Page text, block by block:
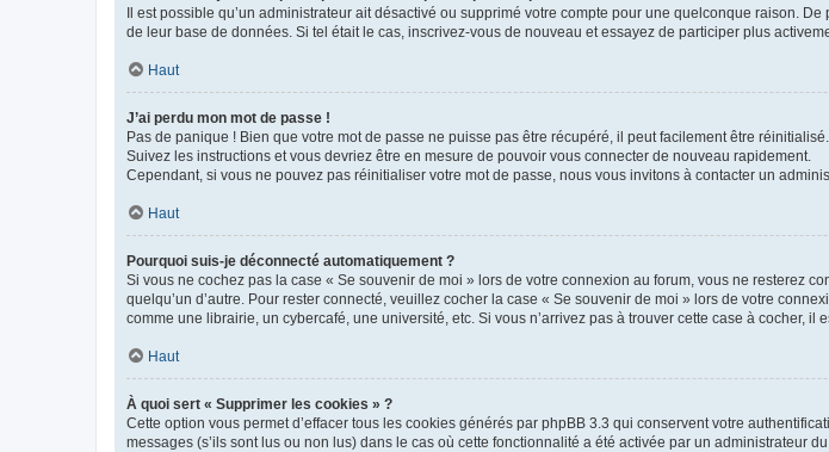
Il est possible qu’un administrateur ait désactivé ou supprimé votre compte pour une quelconque raison.
de leur base de données. Si tel était le cas, inscrivez-vous de nouveau et essayez de participer plus
Haut
J’ai perdu mon mot de passe !
Pas de panique ! Bien que votre mot de passe ne puisse pas être récupéré, il peut facilement être
Suivez les instructions et vous devriez être en mesure de pouvoir vous connecter de nouveau rapidement.
Cependant, si vous ne pouvez pas réinitialiser votre mot de passe, nous vous invitons à contacter un
Haut
Pourquoi suis-je déconnecté automatiquement ?
Si vous ne cochez pas la case « Se souvenir de moi » lors de votre connexion au forum, vous ne resterez
quelqu’un d’autre. Pour rester connecté, veuillez cocher la case « Se souvenir de moi » lors de votre
comme une librairie, un cybercafé, une université, etc. Si vous n’arrivez pas à trouver cette case à cocher,
Haut
À quoi sert « Supprimer les cookies » ?
Cette option vous permet d’effacer tous les cookies générés par phpBB 3.3 qui conservent votre
messages (s’ils sont lus ou non lus) dans le cas où cette fonctionnalité a été activée par un administrateur